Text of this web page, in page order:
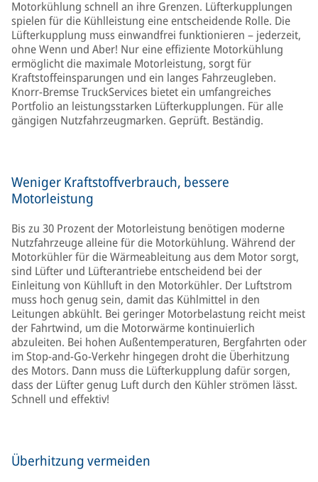
Motorkühlung schnell an ihre Grenzen. Lüfterkupplungen
spielen für die Kühlleistung eine entscheidende Rolle. Die
Lüfterkupplung muss einwandfrei funktionieren – jederzeit,
ohne Wenn und Aber! Nur eine effiziente Motorkühlung
ermöglicht die maximale Motorleistung, sorgt für
Kraftstoffeinsparungen und ein langes Fahrzeugleben.
Knorr-Bremse TruckServices bietet ein umfangreiches
Portfolio an leistungsstarken Lüfterkupplungen. Für alle
gängigen Nutzfahrzeugmarken. Geprüft. Beständig.
Weniger Kraftstoffverbrauch, bessere
Motorleistung
Bis zu 30 Prozent der Motorleistung benötigen moderne
Nutzfahrzeuge alleine für die Motorkühlung. Während der
Motorkühler für die Wärmeableitung aus dem Motor sorgt,
sind Lüfter und Lüfterantriebe entscheidend bei der
Einleitung von Kühlluft in den Motorkühler. Der Luftstrom
muss hoch genug sein, damit das Kühlmittel in den
Leitungen abkühlt. Bei geringer Motorbelastung reicht meist
der Fahrtwind, um die Motorwärme kontinuierlich
abzuleiten. Bei hohen Außentemperaturen, Bergfahrten oder
im Stop-and-Go-Verkehr hingegen droht die Überhitzung
des Motors. Dann muss die Lüfterkupplung dafür sorgen,
dass der Lüfter genug Luft durch den Kühler strömen lässt.
Schnell und effektiv!
Überhitzung vermeiden